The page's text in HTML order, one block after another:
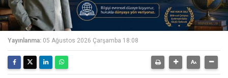
Yayınlanma: 05 Ağustos 2026 Çarşamba 18:08